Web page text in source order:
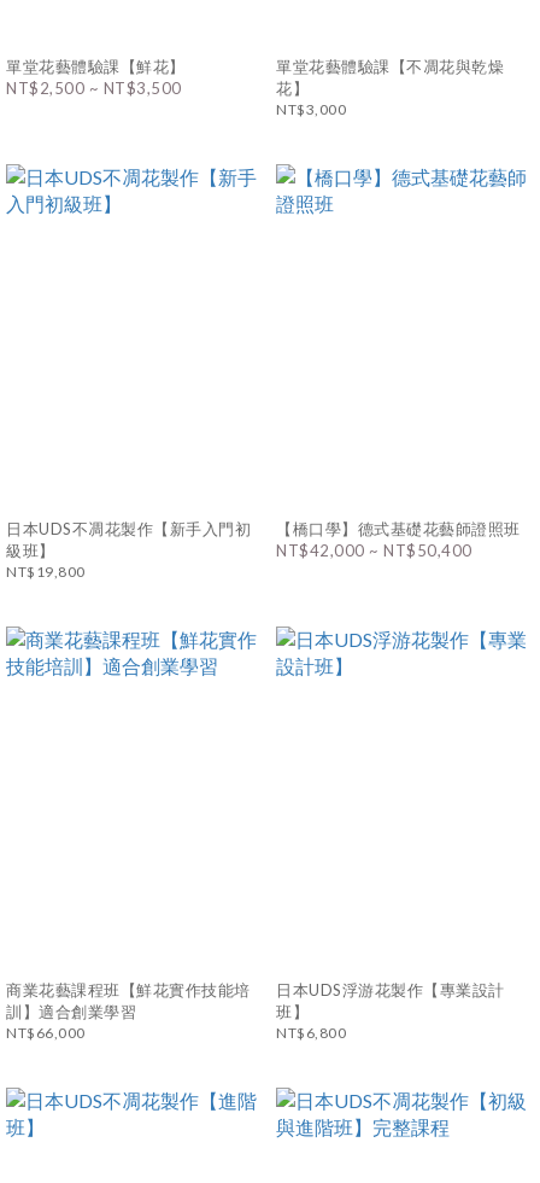
單堂花藝體驗課【鮮花】
NT$2,500 ~ NT$3,500
單堂花藝體驗課【不凋花與乾燥
花】
NT$3,000
日本UDS不凋花製作【新手入門初
級班】
NT$19,800
【橋口學】德式基礎花藝師證照班
NT$42,000 ~ NT$50,400
商業花藝課程班【鮮花實作技能培
訓】適合創業學習
NT$66,000
日本UDS浮游花製作【專業設計
班】
NT$6,800